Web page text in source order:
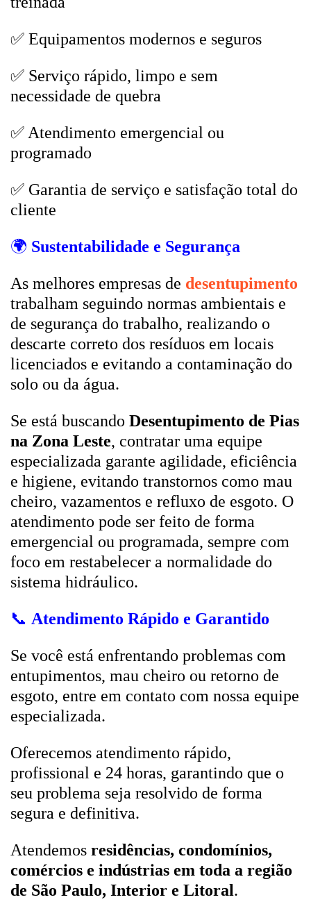
✅ Equipamentos modernos e seguros
✅ Serviço rápido, limpo e sem
necessidade de quebra
✅ Atendimento emergencial ou
programado
✅ Garantia de serviço e satisfação total do
cliente
🌍 Sustentabilidade e Segurança
As melhores empresas de desentupimento
trabalham seguindo normas ambientais e
de segurança do trabalho, realizando o
descarte correto dos resíduos em locais
licenciados e evitando a contaminação do
solo ou da água.
Se está buscando Desentupimento de Pias
na Zona Leste, contratar uma equipe
especializada garante agilidade, eficiência
e higiene, evitando transtornos como mau
cheiro, vazamentos e refluxo de esgoto. O
atendimento pode ser feito de forma
emergencial ou programada, sempre com
foco em restabelecer a normalidade do
sistema hidráulico.
📞 Atendimento Rápido e Garantido
Se você está enfrentando problemas com
entupimentos, mau cheiro ou retorno de
esgoto, entre em contato com nossa equipe
especializada.
Oferecemos atendimento rápido,
profissional e 24 horas, garantindo que o
seu problema seja resolvido de forma
segura e definitiva.
Atendemos residências, condomínios,
comércios e indústrias em toda a região
de São Paulo, Interior e Litoral.